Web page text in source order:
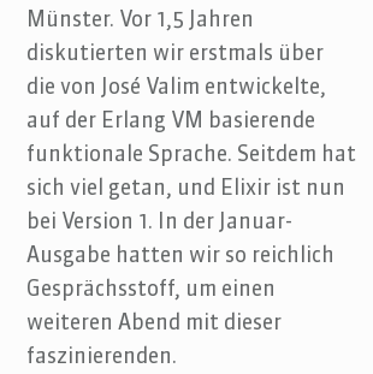
Münster. Vor 1,5 Jahren
diskutierten wir erstmals über
die von José Valim entwickelte,
auf der Erlang VM basierende
funktionale Sprache. Seitdem hat
sich viel getan, und Elixir ist nun
bei Version 1. In der Januar-
Ausgabe hatten wir so reichlich
Gesprächsstoff, um einen
weiteren Abend mit dieser
faszinierenden.